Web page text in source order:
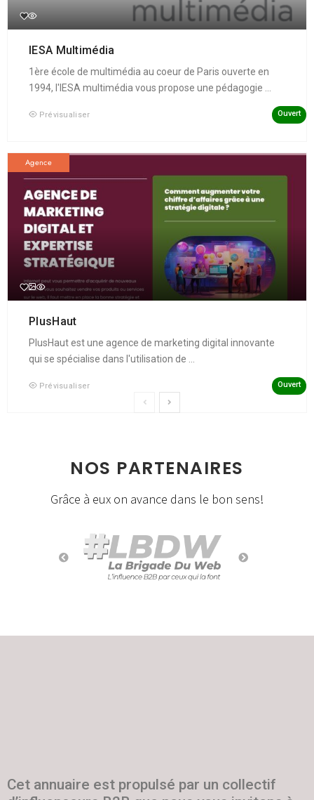
IESA Multimédia
1ère école de multimédia au coeur de Paris ouverte en
1994, l'IESA multimédia vous propose une pédagogie ...
Prévisualiser Ouvert
Agence
PlusHaut
PlusHaut est une agence de marketing digital innovante
qui se spécialise dans l'utilisation de ...
Prévisualiser Ouvert
NOS PARTENAIRES
Grâce à eux on avance dans le bon sens!
Cet annuaire est propulsé par un collectif